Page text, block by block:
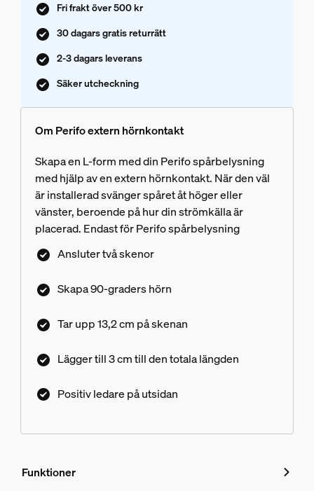
Fri frakt över 500 kr
30 dagars gratis returrätt
2-3 dagars leverans
Säker utcheckning
Om Perifo extern hörnkontakt
Skapa en L-form med din Perifo spårbelysning
med hjälp av en extern hörnkontakt. När den väl
är installerad svänger spåret åt höger eller
vänster, beroende på hur din strömkälla är
placerad. Endast för Perifo spårbelysning
Ansluter två skenor
Skapa 90-graders hörn
Tar upp 13,2 cm på skenan
Lägger till 3 cm till den totala längden
Positiv ledare på utsidan
Funktioner